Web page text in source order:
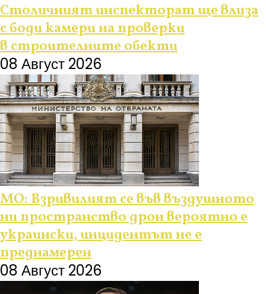
Столичният инспекторат ще влиза
с боди камери на проверки
в строителните обекти
08 Август 2026
МО: Взривилият се във въздушното
ни пространство дрон вероятно е
украински, инцидентът не е
преднамерен
08 Август 2026